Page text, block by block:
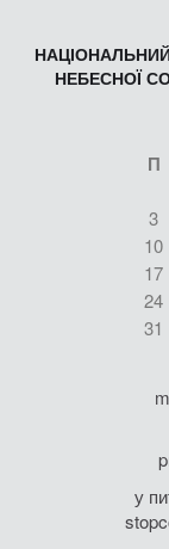
НЕБЕСНОЇ
П
3
10
17
24
31
у